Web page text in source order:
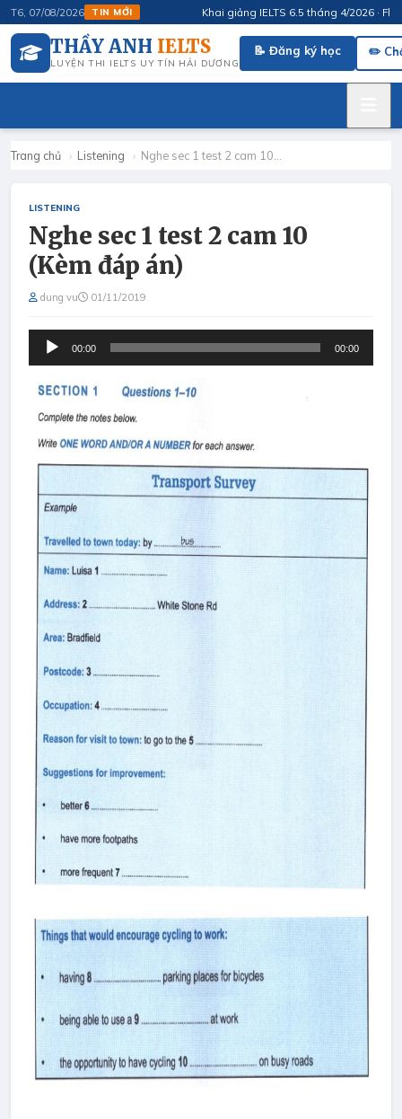
T6, 07/08/2026 TIN MỚI Khai giảng IELTS 6.5 tháng 4/2026 ·
THẦY ANH IELTS
LUYỆN THI IELTS UY TÍN HẢI DƯƠNG
📝 Đăng ký học ✏️
Trang chủ › Listening › Nghe sec 1 test 2 cam 10…
LISTENING
Nghe sec 1 test 2 cam 10
(Kèm đáp án)
dung vu 01/11/2019
Audio
Player
00:00 00:00